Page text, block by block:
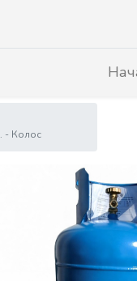
- Колос